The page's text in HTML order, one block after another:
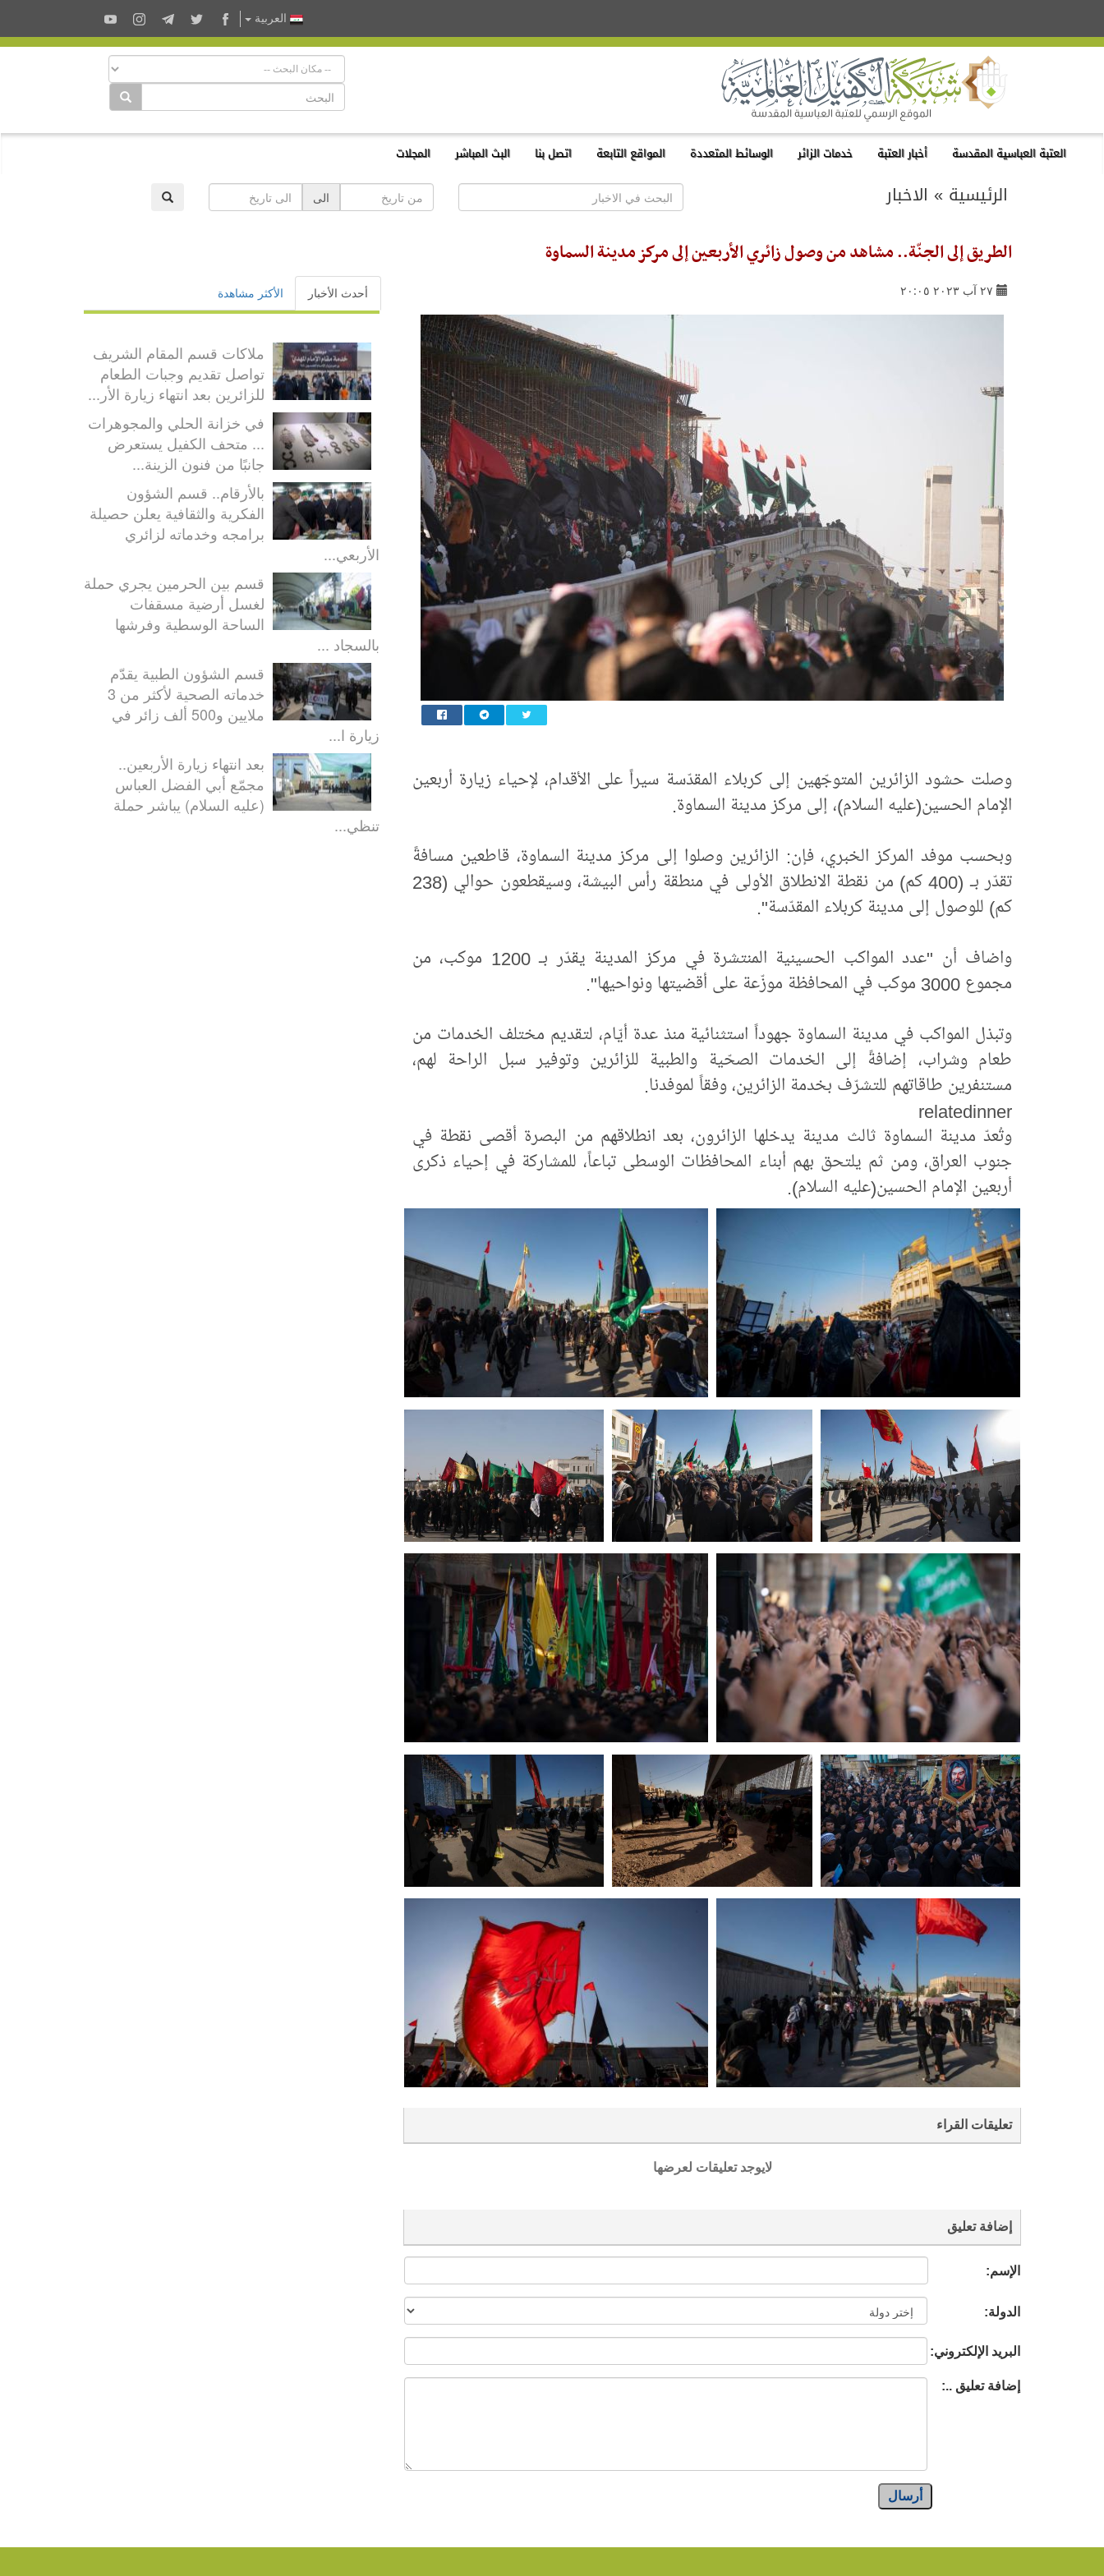
العربية
العتبة العباسية المقدسة أخبار العتبة خدمات الزائر الوسائط المتعددة المواقع التابعة اتصل بنا البث المباشر المجلات
الرئيسية » الاخبار الى
الطريق إلى الجنّة.. مشاهد من وصول زائري الأربعين إلى مركز مدينة السماوة
٢٧ آب ٢٠٢٣ ٢٠:٠٥
وصلت حشود الزائرين المتوجّهين إلى كربلاء المقدّسة سيراً على الأقدام، لإحياء زيارة أربعين
الإمام الحسين(عليه السلام)، إلى مركز مدينة السماوة.
وبحسب موفد المركز الخبري، فإن: الزائرين وصلوا إلى مركز مدينة السماوة، قاطعين مسافةً
تقدّر بـ (400 كم) من نقطة الانطلاق الأولى في منطقة رأس البيشة، وسيقطعون حوالي (238
كم) للوصول إلى مدينة كربلاء المقدّسة".
واضاف أن "عدد المواكب الحسينية المنتشرة في مركز المدينة يقدّر بـ 1200 موكب، من
مجموع 3000 موكب في المحافظة موزّعة على أقضيتها ونواحيها".
وتبذل المواكب في مدينة السماوة جهوداً استثنائية منذ عدة أيّام، لتقديم مختلف الخدمات من
طعام وشراب، إضافةً إلى الخدمات الصحّية والطبية للزائرين وتوفير سبل الراحة لهم،
مستنفرين طاقاتهم للتشرّف بخدمة الزائرين، وفقاً لموفدنا.
relatedinner
وتُعدّ مدينة السماوة ثالث مدينة يدخلها الزائرون، بعد انطلاقهم من البصرة أقصى نقطة في
جنوب العراق، ومن ثم يلتحق بهم أبناء المحافظات الوسطى تباعاً، للمشاركة في إحياء ذكرى
أربعين الإمام الحسين(عليه السلام).
تعليقات القراء
لايوجد تعليقات لعرضها
إضافة تعليق
الإسم:
الدولة:
البريد الإلكتروني:
إضافة تعليق ..:
أرسال
أحدث الأخبار الأكثر مشاهدة
ملاكات قسم المقام الشريف
تواصل تقديم وجبات الطعام
للزائرين بعد انتهاء زيارة الأر...
في خزانة الحلي والمجوهرات
... متحف الكفيل يستعرض
جانبًا من فنون الزينة...
بالأرقام.. قسم الشؤون
الفكرية والثقافية يعلن حصيلة
برامجه وخدماته لزائري
الأربعي...
قسم بين الحرمين يجري حملة
لغسل أرضية مسقفات
الساحة الوسطية وفرشها
بالسجاد ...
قسم الشؤون الطبية يقدّم
خدماته الصحية لأكثر من 3
ملايين و500 ألف زائر في
زيارة ا...
بعد انتهاء زيارة الأربعين..
مجمّع أبي الفضل العباس
(عليه السلام) يباشر حملة
تنظي...